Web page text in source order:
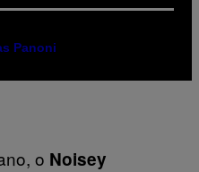
Panoni
o Noisey